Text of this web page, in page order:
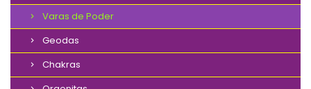
Varas de Poder
Geodas
Chakras